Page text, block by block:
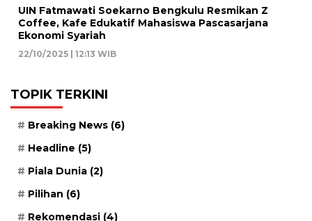
UIN Fatmawati Soekarno Bengkulu Resmikan Z
Coffee, Kafe Edukatif Mahasiswa Pascasarjana
Ekonomi Syariah
22/10/2025 | 12:13 WIB
TOPIK TERKINI
Breaking News (6)
Headline (5)
Piala Dunia (2)
Pilihan (6)
Rekomendasi (4)